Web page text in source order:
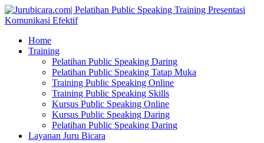
Home
Training
Pelatihan Public Speaking Daring
Pelatihan Public Speaking Tatap Muka
Training Public Speaking Online
Training Public Speaking Skills
Kursus Public Speaking Online
Kursus Public Speaking Daring
Pelatihan Public Speaking Daring
Layanan Juru Bicara